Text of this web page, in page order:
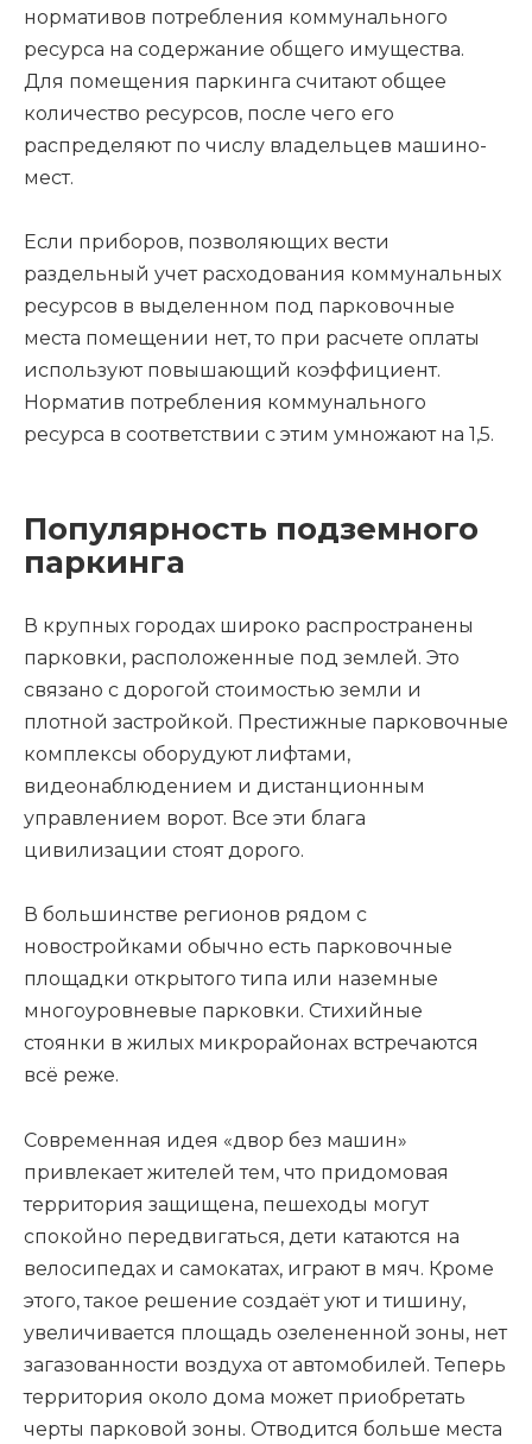
нормативов потребления коммунального
ресурса на содержание общего имущества.
Для помещения паркинга считают общее
количество ресурсов, после чего его
распределяют по числу владельцев машино-
мест.
Если приборов, позволяющих вести
раздельный учет расходования коммунальных
ресурсов в выделенном под парковочные
места помещении нет, то при расчете оплаты
используют повышающий коэффициент.
Норматив потребления коммунального
ресурса в соответствии с этим умножают на 1,5.
Популярность подземного
паркинга
В крупных городах широко распространены
парковки, расположенные под землей. Это
связано с дорогой стоимостью земли и
плотной застройкой. Престижные парковочные
комплексы оборудуют лифтами,
видеонаблюдением и дистанционным
управлением ворот. Все эти блага
цивилизации стоят дорого.
В большинстве регионов рядом с
новостройками обычно есть парковочные
площадки открытого типа или наземные
многоуровневые парковки. Стихийные
стоянки в жилых микрорайонах встречаются
всё реже.
Современная идея «двор без машин»
привлекает жителей тем, что придомовая
территория защищена, пешеходы могут
спокойно передвигаться, дети катаются на
велосипедах и самокатах, играют в мяч. Кроме
этого, такое решение создаёт уют и тишину,
увеличивается площадь озелененной зоны, нет
загазованности воздуха от автомобилей. Теперь
территория около дома может приобретать
черты парковой зоны. Отводится больше места